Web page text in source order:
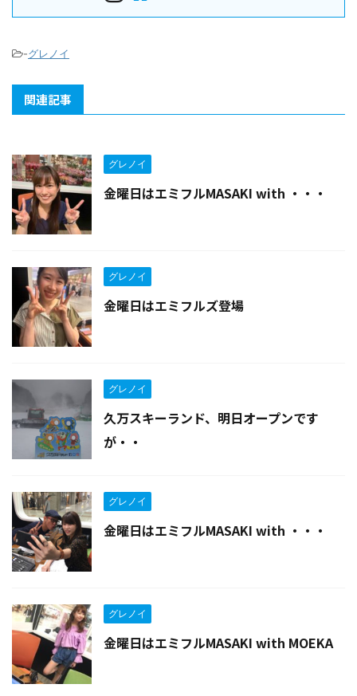
-グレノイ
関連記事
グレノイ
金曜日はエミフルMASAKI with ・・・
グレノイ
金曜日はエミフルズ登場
グレノイ
久万スキーランド、明日オープンです
が・・
グレノイ
金曜日はエミフルMASAKI with ・・・
グレノイ
金曜日はエミフルMASAKI with MOEKA